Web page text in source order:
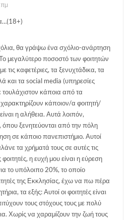
πμ
θα γράψω ένα σχόλιο-ανάρτηση
μεγαλύτερο ποσοστό των φοιτητών
τις καφετέριες, τα ξενυχτάδικα, τα
και τα social media (υπηρεσίες
τουλάχιστον κάποια από τα
κάποιον/α φοιτητή/
η αλήθεια. Αυτά λοιπόν,
όπου ξενητεύονται από την πόλη
σε κάποιο πανεπιστήμιο. Αυτοί
τα χρήματά τους σε αυτές τις
η ευχή μου είναι η εύρεση
το υπόλοιπο 20%, το οποίο
της Εκκλησίας, έχω να πω πέρα
τα εξής: Αυτοί οι φοιτητές είναι
τους στόχους τους με πολύ
Χωρίς να χαραμίζουν την ζωή τους